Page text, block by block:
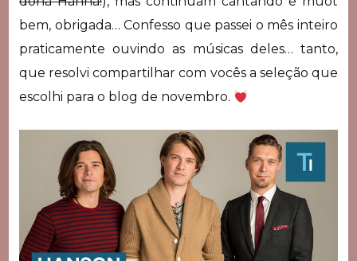
bem, obrigada… Confesso que passei o mês inteiro
praticamente ouvindo as músicas deles… tanto,
que resolvi compartilhar com vocês a seleção que
escolhi para o blog de novembro.